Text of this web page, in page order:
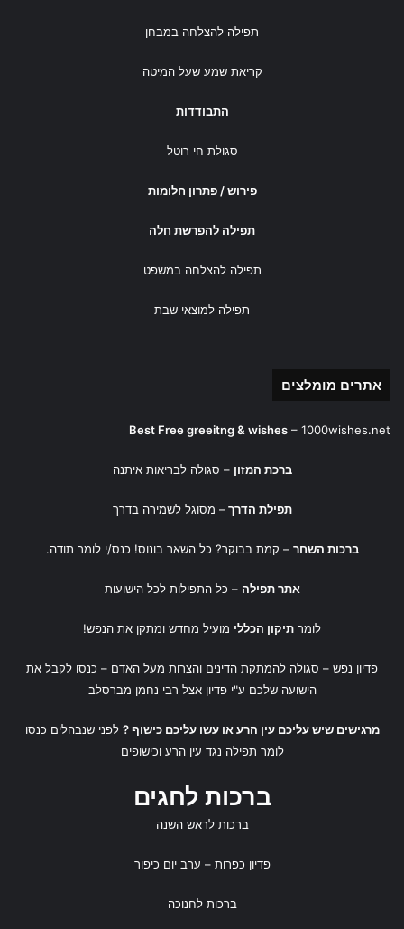
תפילה להצלחה במבחן
קריאת שמע שעל המיטה
התבודדות
סגולת חי רוטל
פירוש / פתרון חלומות
תפילה להפרשת חלה
תפילה להצלחה במשפט
תפילה למוצאי שבת
אתרים מומלצים
Best Free greeitng & wishes – 1000wishes.net
ברכת המזון – סגולה לבריאות איתנה
תפילת הדרך – מסוגל לשמירה בדרך
ברכות השחר – קמת בבוקר? כל השאר בונוס! כנס/י לומר תודה.
אתר תפילה – כל התפילות לכל הישועות
לומר תיקון הכללי מועיל מחדש ומתקן את הנפש!
פדיון נפש – סגולה להמתקת הדינים והצרות מעל האדם – כנסו לקבל את
הישועה שלכם ע"יפדיון אצל רבי נחמן מברסלב
מרגישים שיש עליכם עין הרע או עשו עליכם כישוף ? לפני שנבהלים כנסו
לומר תפילה נגד עין הרע וכישופים
ברכות לחגים
ברכות לראש השנה
פדיון כפרות – ערב יום כיפור
ברכות לחנוכה